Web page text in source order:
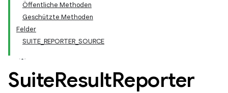
Öffentliche Methoden
Geschützte Methoden
Felder
SUITE_REPORTER_SOURCE
SuiteResultReporter